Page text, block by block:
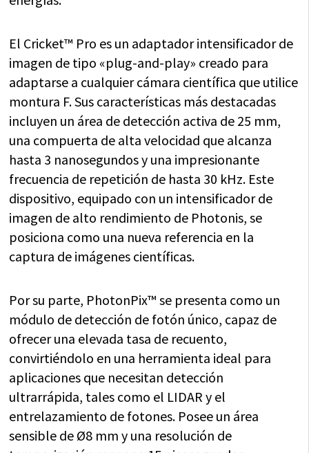
El Cricket™ Pro es un adaptador intensificador de
imagen de tipo «plug-and-play» creado para
adaptarse a cualquier cámara científica que utilice
montura F. Sus características más destacadas
incluyen un área de detección activa de 25 mm,
una compuerta de alta velocidad que alcanza
hasta 3 nanosegundos y una impresionante
frecuencia de repetición de hasta 30 kHz. Este
dispositivo, equipado con un intensificador de
imagen de alto rendimiento de Photonis, se
posiciona como una nueva referencia en la
captura de imágenes científicas.
Por su parte, PhotonPix™ se presenta como un
módulo de detección de fotón único, capaz de
ofrecer una elevada tasa de recuento,
convirtiéndolo en una herramienta ideal para
aplicaciones que necesitan detección
ultrarrápida, tales como el LIDAR y el
entrelazamiento de fotones. Posee un área
sensible de Ø8 mm y una resolución de